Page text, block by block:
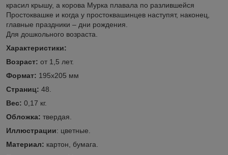
красил крышу, а корова Мурка плавала по разлившейся
Простоквашке и когда у простоквашинцев наступят, наконец,
главные праздники – дни рождения.
Для дошкольного возраста.
Характеристики:
Возраст: от 1,5 лет.
Формат: 195x205 мм
Страниц: 48.
Вес: 0,17 кг.
Обложка: твердая.
Иллюстрации: цветные.
Материал: картон, бумага.